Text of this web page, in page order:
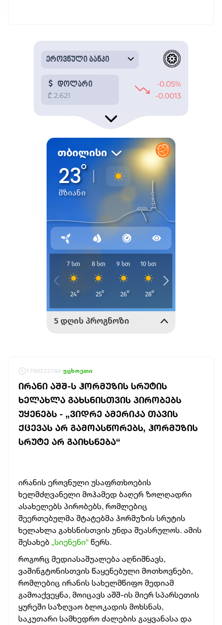
1786222784 უცხოეთი
ᲘᲠᲐᲜᲘ ᲐᲨᲨ-Ს ᲰᲝᲠᲛᲣᲖᲘᲡ ᲡᲠᲣᲢᲘᲡ
ᲮᲔᲚᲐᲮᲚᲐ ᲒᲐᲮᲡᲜᲘᲡᲗᲕᲘᲡ ᲞᲘᲠᲝᲑᲔᲑᲡ
ᲣᲧᲔᲜᲔᲑᲡ - „ᲕᲘᲓᲠᲔ ᲐᲛᲔᲠᲘᲙᲐ ᲗᲐᲕᲘᲡ
ᲥᲪᲔᲕᲐᲡ ᲐᲠ ᲒᲐᲛᲝᲐᲡᲬᲝᲠᲔᲑᲡ, ᲰᲝᲠᲛᲣᲖᲘᲡ
ᲡᲠᲣᲢᲔ ᲐᲠ ᲒᲐᲘᲮᲡᲜᲔᲑᲐ“
ირანის ეროვნული უსაფრთხოების
ხელმძღვანელი მოჰამედ ბაღერ ზოლღადრი
ასახელებს პირობებს, რომლებიც
შეერთებულმა შტატებმა ჰორმუზის სრუტის
ხელახლა გახსნისთვის უნდა შეასრულოს. ამის
შესახებ „სიენენი“ წერს.
როგორც მედიასაშუალება აღნიშნავს,
ვაშინგტონისთვის წაყენებული მოთხოვნები,
რომლებიც ირანის სახელმწიფო მედიამ
გამოაქვეყნა, მოიცავს აშშ-ის მიერ სპარსეთის
ყურეში საზღვაო ბლოკადის მოხსნას,
საკუთარი სამხედრო ძალების გაყვანასა და